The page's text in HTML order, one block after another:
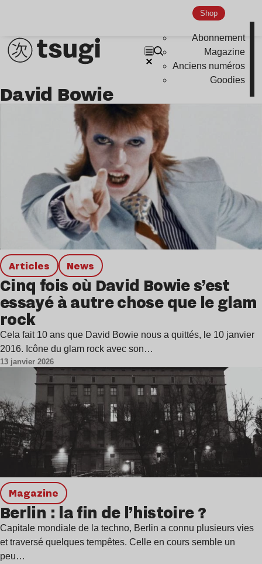
Shop
Abonnement
Magazine
Anciens numéros
Goodies
David Bowie
Articles news
Cinq fois où David Bowie s’est
essayé à autre chose que le glam
rock
Cela fait 10 ans que David Bowie nous a quittés, le 10 janvier
2016. Icône du glam rock avec son…
13 janvier 2026
magazine
Berlin : la fin de l’histoire ?
Capitale mondiale de la techno, Berlin a connu plusieurs vies
et traversé quelques tempêtes. Celle en cours semble un
peu…